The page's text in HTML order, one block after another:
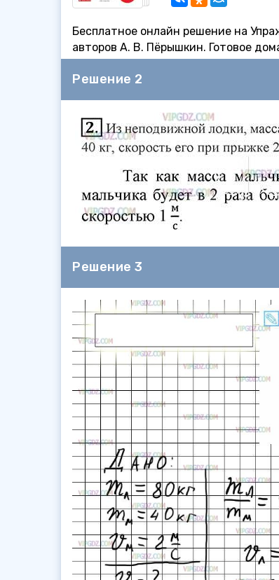
Бесплатное онлайн решение на
авторов А. В. Пёрышкин. Готовое
Решение 2
Решение 3